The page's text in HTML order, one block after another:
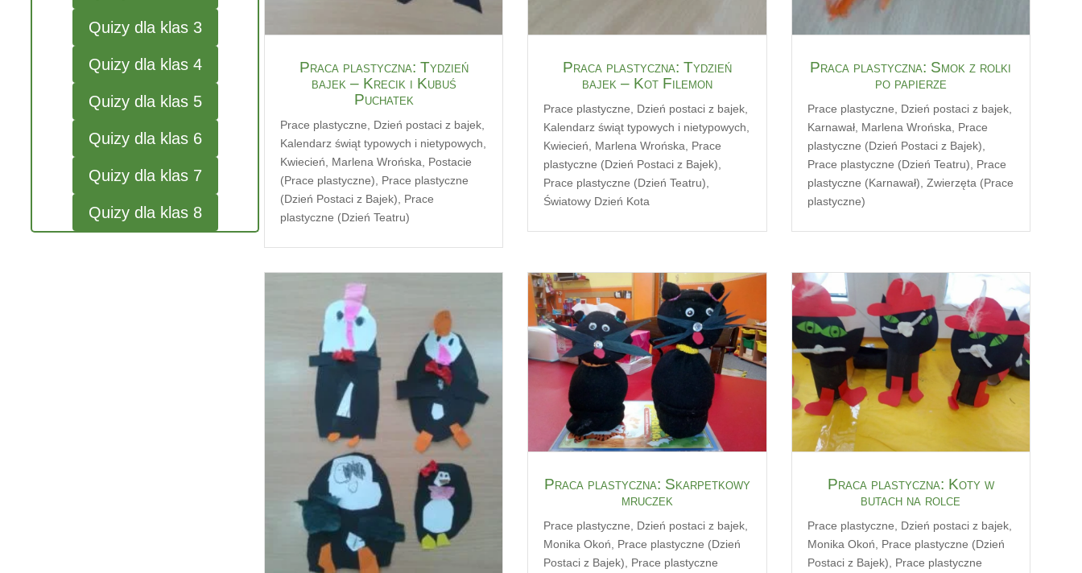
Quizy dla klas 3
Quizy dla klas 4
Quizy dla klas 5
Quizy dla klas 6
Quizy dla klas 7
Quizy dla klas 8
Praca plastyczna: Tydzień
bajek – Krecik i Kubuś
Puchatek
Prace plastyczne Dzień postaci z bajek
Kalendarz świąt typowych i nietypowych
Kwiecień
Marlena Wrońska
Postacie
(Prace plastyczne)
Prace plastyczne
(Dzień Postaci z Bajek)
Prace
plastyczne (Dzień Teatru)
Praca plastyczna: Tydzień
bajek – Kot Filemon
Prace plastyczne Dzień postaci z bajek
Kalendarz świąt typowych i nietypowych
Kwiecień
Marlena Wrońska
Prace
plastyczne (Dzień Postaci z Bajek)
Prace plastyczne (Dzień Teatru)
Światowy Dzień Kota
Praca plastyczna: Smok z rolki
po papierze
Prace plastyczne Dzień postaci z bajek,
Karnawał, Marlena Wrońska
Prace
plastyczne (Dzień Postaci z Bajek)
Prace plastyczne (Dzień Teatru)
Prace
plastyczne (Karnawał) Zwierzęta (Prace
plastyczne)
Praca plastyczna: Skarpetkowy
mruczek
Prace plastyczne Dzień postaci z bajek
Monika Okoń
Prace plastyczne (Dzień
Postaci z Bajek)
Prace plastyczne
Praca plastyczna: Koty w
butach na rolce
Prace plastyczne Dzień postaci z bajek,
Monika Okoń
Prace plastyczne (Dzień
Postaci z Bajek)
Prace plastyczne